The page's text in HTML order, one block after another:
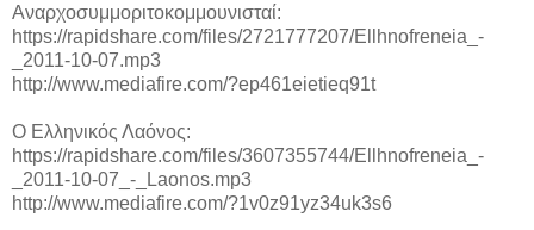
Αναρχοσυμμοριτοκομμουνισταί:
https://rapidshare.com/files/2721777207/Ellhnofreneia_-
_2011-10-07.mp3
http://www.mediafire.com/?ep461eietieq91t
Ο Ελληνικός Λαόνος:
https://rapidshare.com/files/3607355744/Ellhnofreneia_-
_2011-10-07_-_Laonos.mp3
http://www.mediafire.com/?1v0z91yz34uk3s6